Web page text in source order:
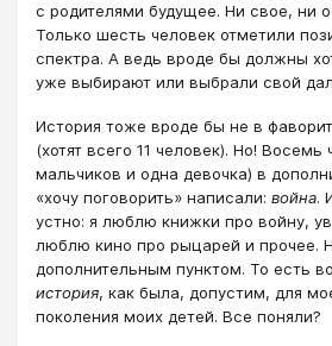
с родителями будущее. Ни свое, ни
Только шесть человек отметили
спектра. А ведь вроде бы должны
уже выбирают или выбрали свой
История тоже вроде бы не в
(хотят всего 11 человек). Но! Восемь
мальчиков и одна девочка) в
«хочу поговорить» написали: война.
устно: я люблю книжки про войну,
люблю кино про рыцарей и прочее.
дополнительным пунктом. То есть
история, как была, допустим, для
поколения моих детей. Все поняли?